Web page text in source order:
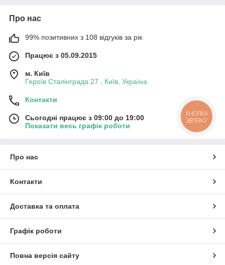
Про нас
99% позитивних з 108 відгуків за рік
Працює з 05.09.2015
м. Київ
Героїв Сталінграда 27 , Київ, Україна
Контакти
Сьогодні працює з 09:00 до 19:00
Показати весь графік роботи
Про нас
Контакти
Доставка та оплата
Графік роботи
Повна версія сайту
КНОПКА
ЗВ'ЯЗКУ